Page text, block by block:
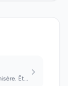
Marcher dénudé : on tombera dans la misère. Être effrayé par la vue soudaine d'u...